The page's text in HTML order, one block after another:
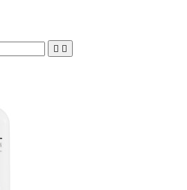
 